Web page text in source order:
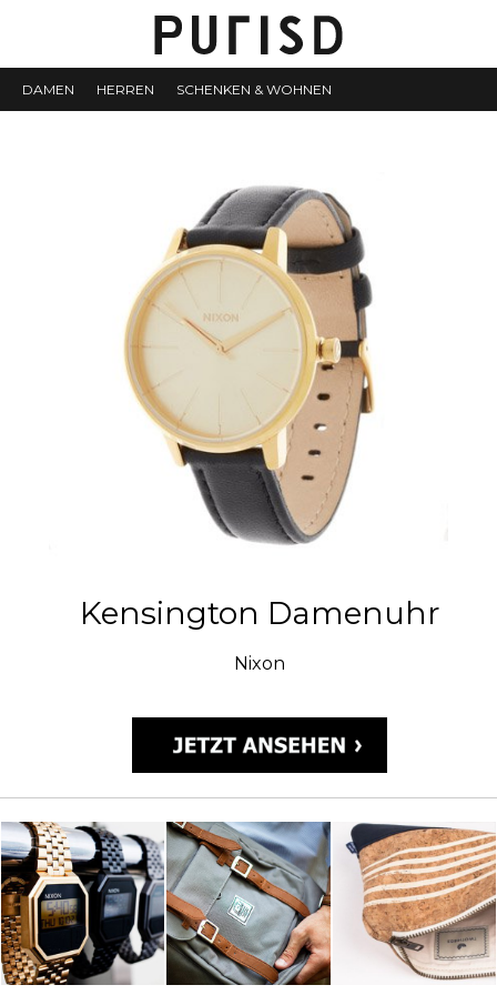
DAMEN HERREN SCHENKEN & WOHNEN
Kensington Damenuhr
Nixon